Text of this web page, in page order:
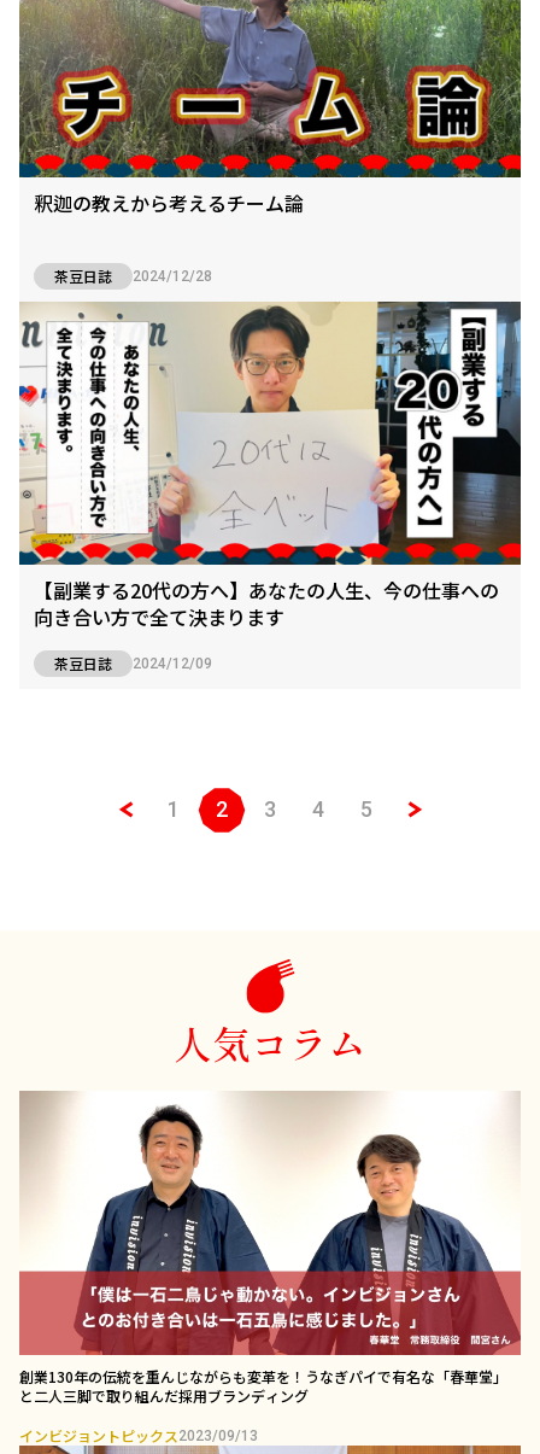
釈迦の教えから考えるチーム論
茶豆日誌 2024/12/28
【副業する20代の方へ】あなたの人生、今の仕事への
向き合い方で全て決まります
茶豆日誌 2024/12/09
1 2 3 4 5
人気コラム
創業130年の伝統を重んじながらも変革を！うなぎパイで有名な「春華堂」
と二人三脚で取り組んだ採用ブランディング￼
インビジョントピックス 2023/09/13